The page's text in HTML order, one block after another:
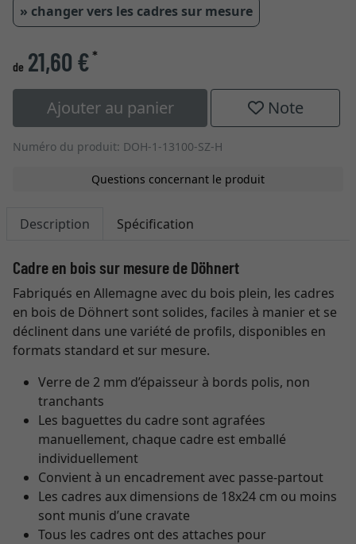
» changer vers les cadres sur mesure
de 21,60 €*
Ajouter au panier Note
Numéro du produit: DOH-1-13100-SZ-H
Questions concernant le produit
Description Spécification
Cadre en bois sur mesure de Döhnert
Fabriqués en Allemagne avec du bois plein, les cadres
en bois de Döhnert sont solides, faciles à manier et se
déclinent dans une variété de profils, disponibles en
formats standard et sur mesure.
Verre de 2 mm d’épaisseur à bords polis, non
tranchants
Les baguettes du cadre sont agrafées
manuellement, chaque cadre est emballé
individuellement
Convient à un encadrement avec passe-partout
Les cadres aux dimensions de 18x24 cm ou moins
sont munis d’une cravate
Tous les cadres ont des attaches pour